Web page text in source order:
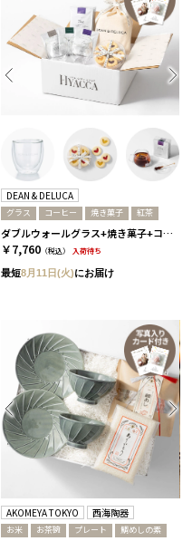
DEAN & DELUCA
グラス コーヒー 焼き菓子 紅茶
ダブルウォールグラス+焼き菓子+コーヒー or 紅茶［ディーン＆デルーカ］ 紅茶
￥7,760 （税込） 入荷待ち
最短8月11日(火)にお届け
AKOMEYA TOKYO 西海陶器
お米 お茶碗 プレート 鯛めしの素